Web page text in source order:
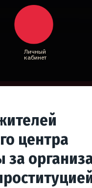
Личный
кабинет
центра
за